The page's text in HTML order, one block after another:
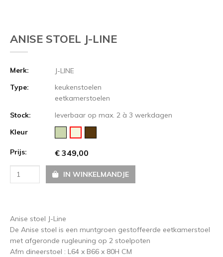
ANISE STOEL J-LINE
Merk:
J-LINE
Type:
keukenstoelen
eetkamerstoelen
Stock:
leverbaar op max. 2 à 3 werkdagen
Kleur
Prijs: € 349,00
IN WINKELMANDJE
Anise stoel J-Line
De Anise stoel is een muntgroen gestoffeerde eetkamerstoel
met afgeronde rugleuning op 2 stoelpoten
Afm dineerstoel : L64 x B66 x 80H CM